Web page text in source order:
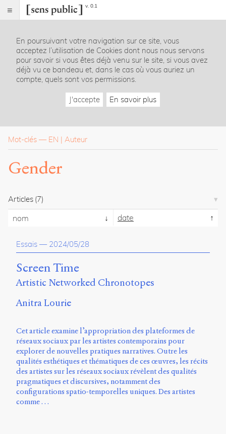
v. 0.1
Index
Rubriques
Essais
La
revue
Présentation
Publier
du
site
Archipel
En
ligne
Université
de
Sherbrooke
Campus
de
Longueuil
En poursuivant votre navigation sur ce site, vous
acceptez l’utilisation de Cookies dont nous nous servons
pour savoir si vous êtes déjà venu sur le site, si vous avez
déjà vu ce bandeau et, dans le cas où vous auriez un
compte, quels sont vos permissions.
J'accepte En savoir plus
Mot-clés — EN Auteur
Gender
Articles (7)
nom date
Essais — 2024/05/28
Screen Time
Artistic Networked Chronotopes
Anitra Lourie
Cet article examine l’appropriation des plateformes de
réseaux sociaux par les artistes contemporains pour
explorer de nouvelles pratiques narratives. Outre les
qualités esthétiques et thématiques de ces œuvres, les récits
des artistes sur les réseaux sociaux révèlent des qualités
pragmatiques et discursives, notamment des
configurations spatio-temporelles uniques. Des artistes
comme …